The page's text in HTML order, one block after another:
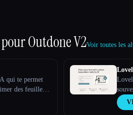
Outdone V2Voir toutes les
qui te permet
des feuilles à
des
à partir